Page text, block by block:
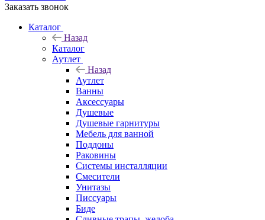
Заказать звонок
Каталог
Назад
Каталог
Аутлет
Назад
Аутлет
Ванны
Аксессуары
Душевые
Душевые гарнитуры
Мебель для ванной
Поддоны
Раковины
Системы инсталляции
Смесители
Унитазы
Писсуары
Биде